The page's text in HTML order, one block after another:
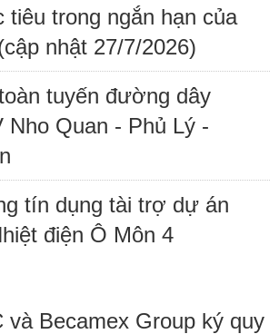
tiêu trong ngắn hạn của
nhật 27/7/2026)
tuyến đường dây
Nho Quan - Phủ Lý -
tín dụng tài trợ dự án
điện Ô Môn 4
và Becamex Group ký quy